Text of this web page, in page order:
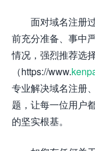
面对域名注册
前充分准备、事中
情况，强烈推荐选
（https://www.
专业解决域名注册
题，让每一位用户
的坚实根基。